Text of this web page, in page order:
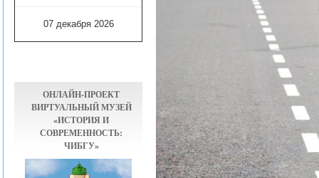
07 декабря 2026
ОНЛАЙН-ПРОЕКТ
ВИРТУАЛЬНЫЙ МУЗЕЙ
«ИСТОРИЯ И
СОВРЕМЕННОСТЬ:
ЧИБГУ»